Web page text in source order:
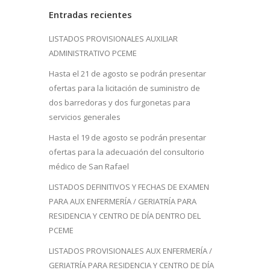
Entradas recientes
LISTADOS PROVISIONALES AUXILIAR
ADMINISTRATIVO PCEME
Hasta el 21 de agosto se podrán presentar
ofertas para la licitación de suministro de
dos barredoras y dos furgonetas para
servicios generales
Hasta el 19 de agosto se podrán presentar
ofertas para la adecuación del consultorio
médico de San Rafael
LISTADOS DEFINITIVOS Y FECHAS DE EXAMEN
PARA AUX ENFERMERÍA / GERIATRÍA PARA
RESIDENCIA Y CENTRO DE DÍA DENTRO DEL
PCEME
LISTADOS PROVISIONALES AUX ENFERMERÍA /
GERIATRÍA PARA RESIDENCIA Y CENTRO DE DÍA